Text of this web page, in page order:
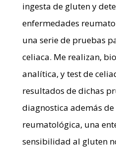
ingesta de gluten y
enfermedades
una serie de pruebas
celiaca. Me realizan,
analítica, y test de
resultados de dichas
diagnostica además
reumatológica, una
sensibilidad al gluten